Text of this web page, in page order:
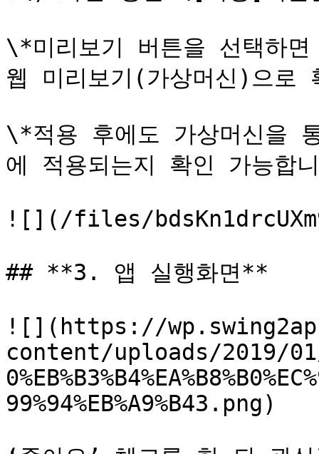
\*미리보기 버튼을 선택하
웹 미리보기(가상머신)으로
\*적용 후에도 가상머신을
에 적용되는지 확인 가능합
![](/files/
## **3. 앱 실행화면**
![](https://
content/uploads/2019/01/
99%94%EB%A9%B43.png)